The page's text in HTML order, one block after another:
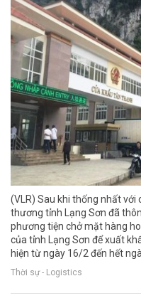
(VLR) Sau khi thống nhất với
thương tỉnh Lạng Sơn đã
phương tiện chở mặt hàng
của tỉnh Lạng Sơn để xuất
hiện từ ngày 16/2 đến hết
Thời sự - Logistics